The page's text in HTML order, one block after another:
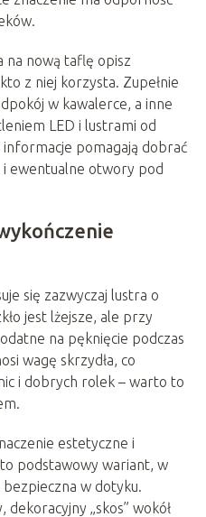
na nową taflę opisz
z niej korzysta. Zupełnie
w kawalerce, a inne
LED i lustrami od
pomagają dobrać
i ewentualne otwory pod
się zazwyczaj lustra o
jest lżejsze, ale przy
na pęknięcie podczas
wagę skrzydła, co
i dobrych rolek – warto to
estetyczne i
podstawowy wariant, w
bezpieczna w dotyku.
„skos” wokół